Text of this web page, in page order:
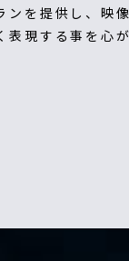
を提供し、映
現する事を心